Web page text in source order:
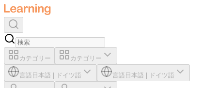
カテゴリー カテゴリー
言語 日本語 ドイツ語 言語 日本語 ドイツ語